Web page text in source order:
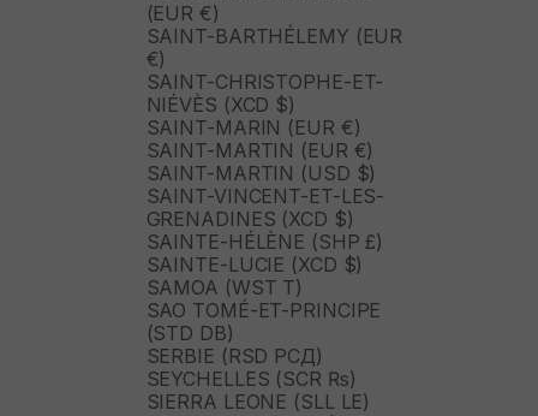
(EUR €)
SAINT-BARTHÉLEMY (EUR
€)
SAINT-CHRISTOPHE-ET-
NIÉVÈS (XCD $)
SAINT-MARIN (EUR €)
SAINT-MARTIN (EUR €)
SAINT-MARTIN (USD $)
SAINT-VINCENT-ET-LES-
GRENADINES (XCD $)
SAINTE-HÉLÈNE (SHP £)
SAINTE-LUCIE (XCD $)
SAMOA (WST T)
SAO TOMÉ-ET-PRINCIPE
(STD DB)
SERBIE (RSD РСД)
SEYCHELLES (SCR ₨)
SIERRA LEONE (SLL LE)